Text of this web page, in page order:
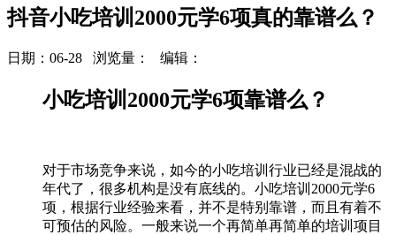
抖音小吃培训2000元学6项真的靠谱么？
日期：06-28 浏览量： 编辑：
小吃培训2000元学6项靠谱么？
对于市场竞争来说，如今的小吃培训行业已经是混战的
年代了，很多机构是没有底线的。小吃培训2000元学6
项，根据行业经验来看，并不是特别靠谱，而且有着不
可预估的风险。一般来说一个再简单再简单的培训项目